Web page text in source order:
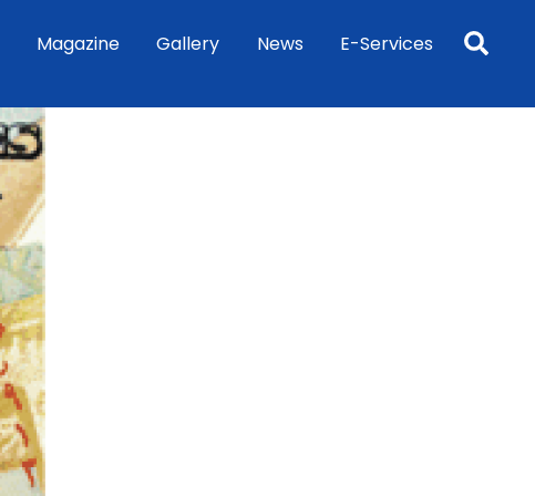
Magazine Gallery News E-Services